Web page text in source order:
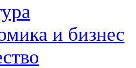
и бизнес